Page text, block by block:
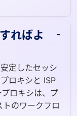
ればよ
定したセッシ
ロキシと ISP
ロキシは、プ
トのワークフロ